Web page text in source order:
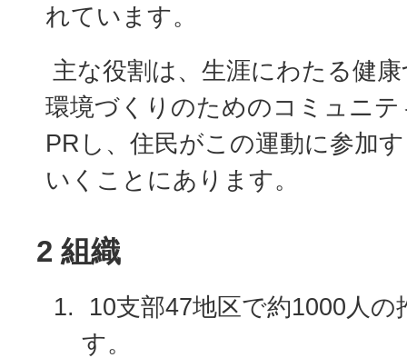
れています。
主な役割は、生涯にわたる健
環境づくりのためのコミュニ
PRし、住民がこの運動に参加
いくことにあります。
2 組織
10支部47地区で約1000人の
す。